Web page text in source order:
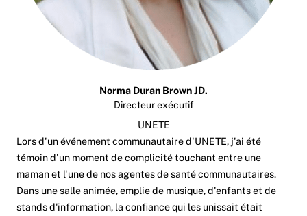
Norma Duran Brown JD.
Directeur exécutif
UNETE
Lors d'un événement communautaire d'UNETE, j'ai été
témoin d'un moment de complicité touchant entre une
maman et l'une de nos agentes de santé communautaires.
Dans une salle animée, emplie de musique, d'enfants et de
stands d'information, la confiance qui les unissait était